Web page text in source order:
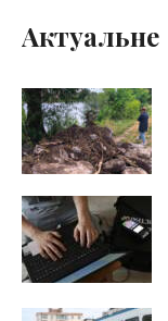
Актуальне